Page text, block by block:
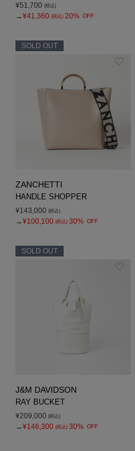
¥51,700 (税込)
→¥41,360 (税込) 20% OFF
SOLD OUT
ZANCHETTI
HANDLE SHOPPER
¥143,000 (税込)
→¥100,100 (税込) 30% OFF
SOLD OUT
J&M DAVIDSON
RAY BUCKET
¥209,000 (税込)
→¥146,300 (税込) 30% OFF